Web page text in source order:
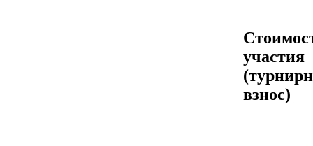
участия
взнос)